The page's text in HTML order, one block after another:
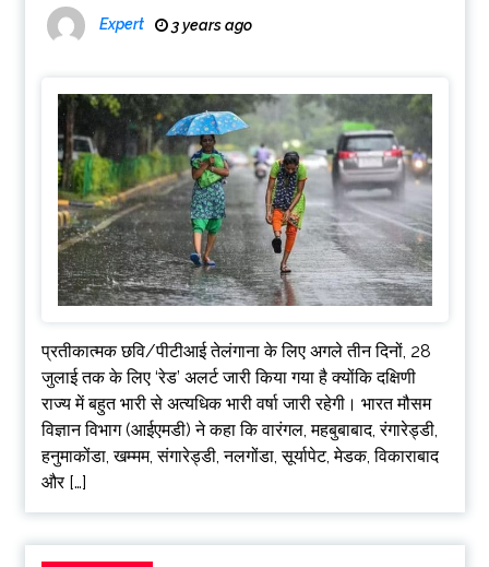
Expert 3 years ago
प्रतीकात्मक छवि/पीटीआई तेलंगाना के लिए अगले तीन दिनों, 28
जुलाई तक के लिए ‘रेड’ अलर्ट जारी किया गया है क्योंकि दक्षिणी
राज्य में बहुत भारी से अत्यधिक भारी वर्षा जारी रहेगी। भारत मौसम
विज्ञान विभाग (आईएमडी) ने कहा कि वारंगल, महबुबाबाद, रंगारेड्डी,
हनुमाकोंडा, खम्मम, संगारेड्डी, नलगोंडा, सूर्यापेट, मेडक, विकाराबाद
और […]